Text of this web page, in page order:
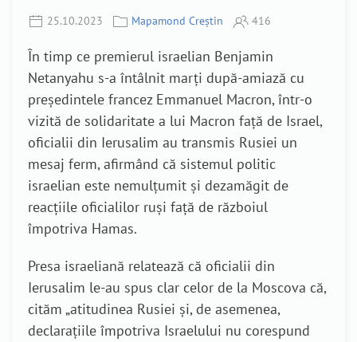
25.10.2023 Mapamond Creștin 416
În timp ce premierul israelian Benjamin
Netanyahu s-a întâlnit marți după-amiază cu
președintele francez Emmanuel Macron, într-o
vizită de solidaritate a lui Macron față de Israel,
oficialii din Ierusalim au transmis Rusiei un
mesaj ferm, afirmând că sistemul politic
israelian este nemulțumit și dezamăgit de
reacțiile oficialilor ruși față de războiul
împotriva Hamas.
Presa israeliană relatează că oficialii din
Ierusalim le-au spus clar celor de la Moscova că,
cităm „atitudinea Rusiei și, de asemenea,
declarațiile împotriva Israelului nu corespund